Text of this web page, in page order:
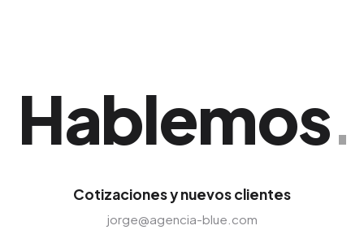
Hablemos.
Cotizaciones y nuevos clientes
jorge@agencia-blue.com